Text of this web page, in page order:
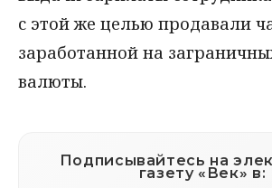
с этой же целью продавали
заработанной на
валюты.
Подписывайтесь на
газету «Век» в: